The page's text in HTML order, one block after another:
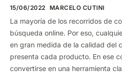
15/06/2022 MARCELO CUTINI
La mayoría de los recorridos de
búsqueda online. Por eso,
en gran medida de la calidad del
presenta cada producto. En ese
convertirse en una herramienta